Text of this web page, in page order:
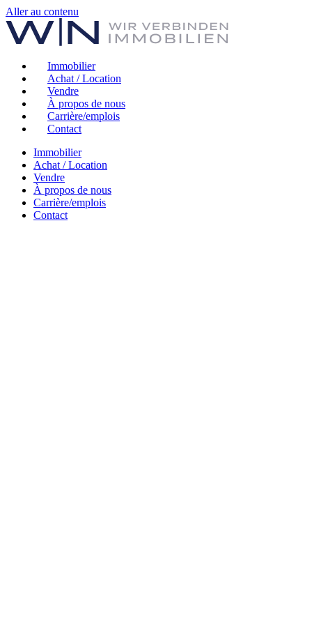
Aller au contenu
Immobilier
Achat / Location
Vendre
À propos de nous
Carrière/emplois
Contact
Immobilier
Achat / Location
Vendre
À propos de nous
Carrière/emplois
Contact